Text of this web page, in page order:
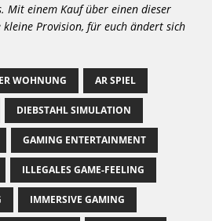
Mit einem Kauf über einen dieser
Provision, für euch ändert sich
WOHNUNG AR SPIEL
DIEBSTAHL SIMULATION
GAMING ENTERTAINMENT
ILLEGALES GAME-FEELING
IMMERSIVE GAMING